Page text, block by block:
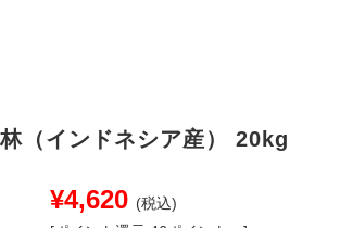
（インドネシア産） 20kg
¥4,620 (税込)